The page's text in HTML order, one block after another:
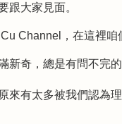
跟大家見面。
Cu Channel，在這裡
新奇，總是有問不完的
來有太多被我們認為